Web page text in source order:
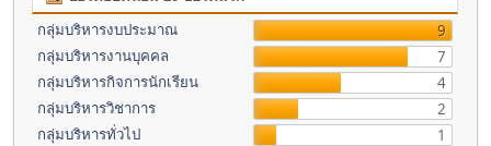
กลุ่มบริหารงบประมาณ
9
กลุ่มบริหารงานบุคคล
7
กลุ่มบริหารกิจการนักเรียน
4
กลุ่มบริหารวิชาการ
2
กลุ่มบริหารทั่วไป
1